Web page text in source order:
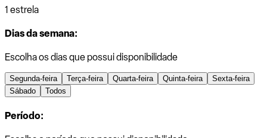
1 estrela
Dias da semana:
Escolha os dias que possui disponibilidade
Segunda-feira Terça-feira Quarta-feira Quinta-feira
Sexta-feira
Sábado
Todos
Período: